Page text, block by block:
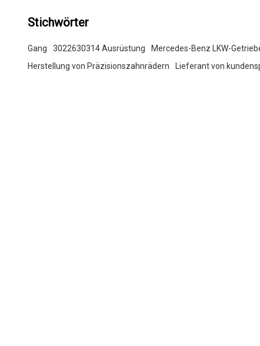
Stichwörter
Gang 3022630314 Ausrüstung Mercedes-Benz LKW-
Herstellung von Präzisionszahnrädern
Lieferant von